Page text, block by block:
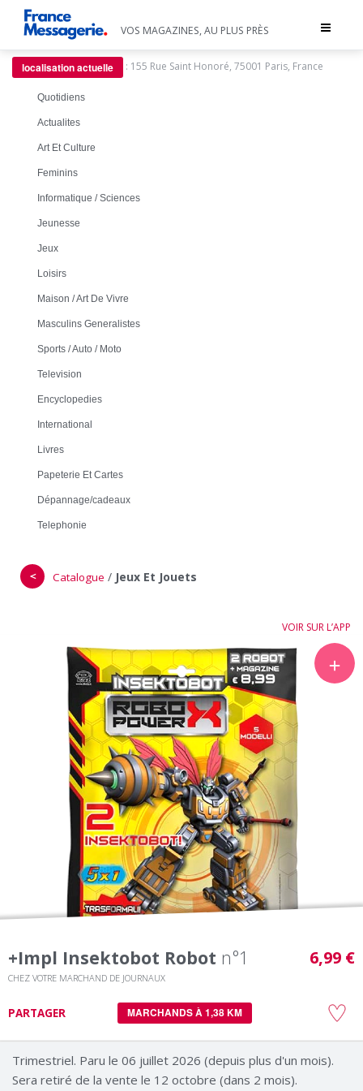
Toggle
VOS MAGAZINES, AU PLUS PRÈS
localisation actuelle : 155 Rue Saint Honoré, 75001 Paris, France
Quotidiens
Actualites
Art Et Culture
Feminins
Informatique / Sciences
Jeunesse
Jeux
Loisirs
Maison / Art De Vivre
Masculins Generalistes
Sports / Auto / Moto
Television
Encyclopedies
International
Livres
Papeterie Et Cartes
Dépannage/cadeaux
Telephonie
＜ Catalogue / Jeux Et Jouets
VOIR SUR L’APP
＋
+impl Insektobot Robot n°1
CHEZ VOTRE MARCHAND DE JOURNAUX
6,99 €
PARTAGER MARCHANDS À 1,38 KM
Trimestriel. Paru le 06 juillet 2026 (depuis plus d'un mois).
Sera retiré de la vente le 12 octobre (dans 2 mois).